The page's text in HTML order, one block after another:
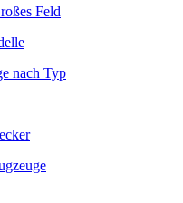
Feld
nach Typ